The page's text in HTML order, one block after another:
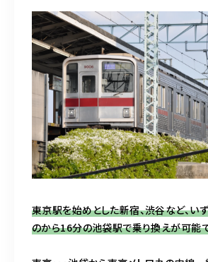
東京駅を始めとした新宿、渋谷など、い
のから16分の池袋駅で乗り換えが可能で